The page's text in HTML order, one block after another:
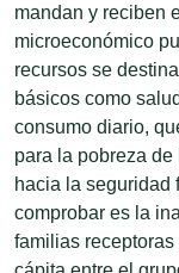
mandan y reciben
microeconómico
recursos se
básicos como
consumo diario,
para la pobreza
hacia la seguridad
comprobar es la
familias